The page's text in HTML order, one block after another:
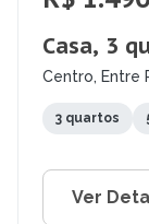
Casa, 3
Centro, Entre
3 quartos
Ver